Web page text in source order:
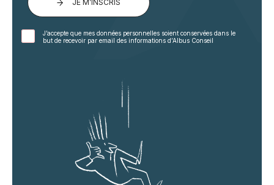
JE M’INSCRIS
J’accepte que mes données personnelles soient conservées dans le
but de recevoir par email des informations d’Albus Conseil